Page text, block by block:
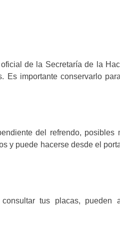
de la Secretaría de la
Es importante conservarlo
del refrendo, posibles
y puede hacerse desde el
tus placas, pueden